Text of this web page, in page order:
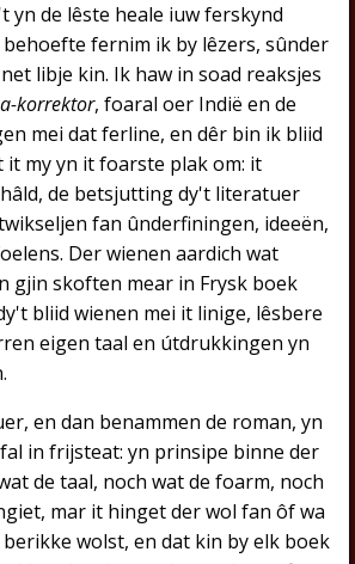
yn de lêste heale iuw ferskynd
behoefte fernim ik by lêzers, sûnder
libje kin. Ik haw in soad reaksjes
korrektor, foaral oer Indië en de
mei dat ferline, en dêr bin ik bliid
it my yn it foarste plak om: it
de betsjutting dy't literatuer
fan ûnderfiningen, ideeën,
Der wienen aardich wat
gjin skoften mear in Frysk boek
bliid wienen mei it linige, lêsbere
eigen taal en útdrukkingen yn
en dan benammen de roman, yn
in frijsteat: yn prinsipe binne der
de taal, noch wat de foarm, noch
mar it hinget der wol fan ôf wa
wolst, en dat kin by elk boek